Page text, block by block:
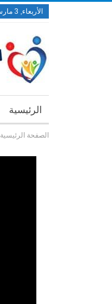
الأربعاء, 3 مارس, 2021
الرئيسية
الصفحة الرئيسية